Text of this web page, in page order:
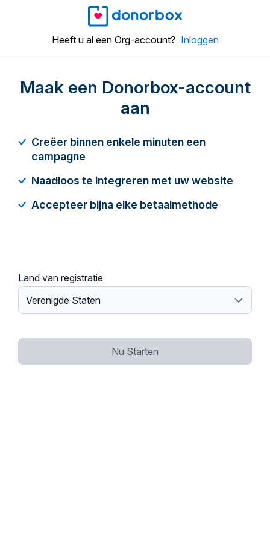
Heeft u al een Org-account? Inloggen
Maak een Donorbox-account
aan
Creëer binnen enkele minuten een
campagne
Naadloos te integreren met uw website
Accepteer bijna elke betaalmethode
Land van registratie
Nu Starten